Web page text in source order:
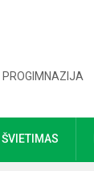
PROGIMNAZIJA